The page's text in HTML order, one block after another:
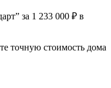
за 1 233 000 ₽ в
точную стоимость дома